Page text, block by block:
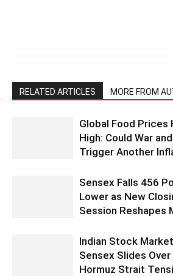
RELATED ARTICLES MORE FROM
Global Food Prices
High: Could War
Trigger Another
Sensex Falls 456
Lower as New
Session Reshapes
Indian Stock
Sensex Slides
Hormuz Strait